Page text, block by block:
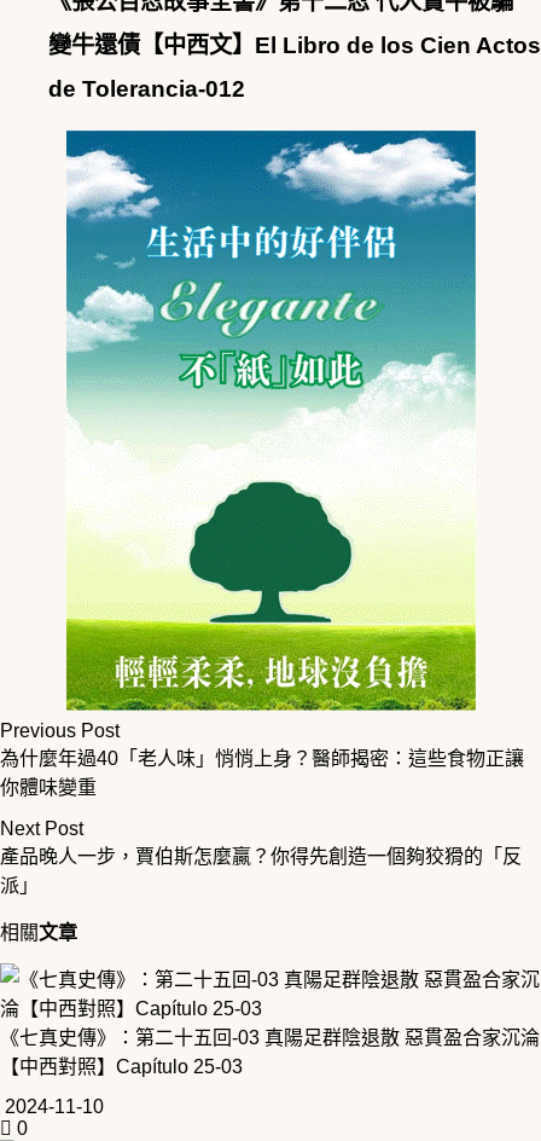
變牛還債【中西文】El Libro de los Cien Actos
de Tolerancia-012
Previous Post
為什麼年過40「老人味」悄悄上身？醫師揭密：這些食物正讓
你體味變重
Next Post
產品晚人一步，賈伯斯怎麼贏？你得先創造一個夠狡猾的「反
派」
相關文章
《七真史傳》：第二十五回-03 真陽足群陰退散 惡貫盈合家沉淪
【中西對照】Capítulo 25-03
2024-11-10
0